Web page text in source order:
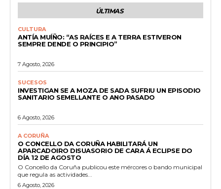
ÚLTIMAS
CULTURA
ANTÍA MUÍÑO: “AS RAÍCES E A TERRA ESTIVERON
SEMPRE DENDE O PRINCIPIO”
7 Agosto, 2026
SUCESOS
INVESTIGAN SE A MOZA DE SADA SUFRIU UN EPISODIO
SANITARIO SEMELLANTE O ANO PASADO
6 Agosto, 2026
A CORUÑA
O CONCELLO DA CORUÑA HABILITARÁ UN
APARCADOIRO DISUASORIO DE CARA Á ECLIPSE DO
DÍA 12 DE AGOSTO
O Concello da Coruña publicou este mércores o bando municipal
que regula as actividades...
6 Agosto, 2026